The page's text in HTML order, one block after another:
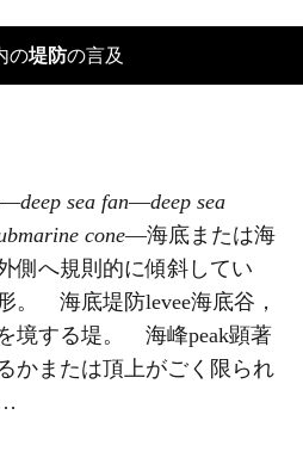
の堤防の言及
―deep sea fan―deep sea
cone―海底または海
側へ規則的に傾斜してい
。 海底堤防levee海底谷，
境する堤。 海峰peak顕著
かまたは頂上がごく限られ